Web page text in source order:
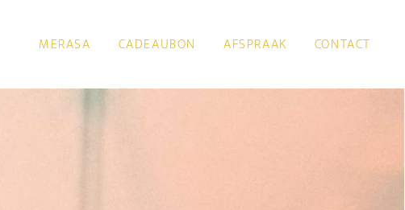
MERASA CADEAUBON AFSPRAAK CONTACT